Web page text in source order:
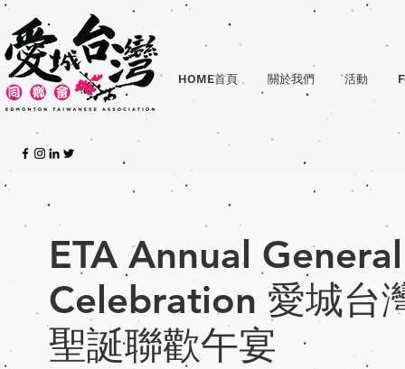
HOME首頁 關於我們 活動
ETA Annual
Celebration 愛城台
聖誕聯歡午宴